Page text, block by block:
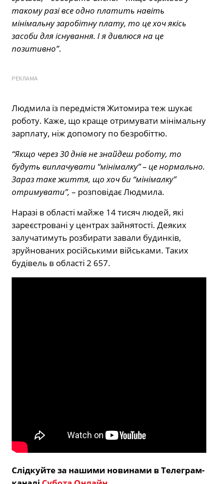
такому разі все одно платить навіть
мінімальну заробітну плату, то це хоч якісь
засоби для існування. І я дивлюся на це
позитивно”.
РЕКЛАМА
Людмила із передмістя Житомира теж шукає
роботу. Каже, що краще отримувати мінімальну
зарплату, ніж допомогу по безробіттю.
“Якщо через 30 днів не знайдеш роботу, то
будуть виплачувати “мінімалку” – це нормально.
Зараз таке життя, що хоч би “мінімалку”
отримувати”, – розповідає Людмила.
Наразі в області майже 14 тисяч людей, які
зареєстровані у центрах зайнятості. Деяких
залучатимуть розбирати завали будинків,
зруйнованих російськими військами. Таких
будівель в області 2 657.
Слідкуйте за нашими новинами в Телеграм-